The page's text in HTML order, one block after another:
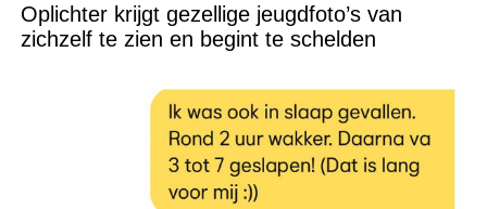
Oplichter krijgt gezellige jeugdfoto’s van
zichzelf te zien en begint te schelden